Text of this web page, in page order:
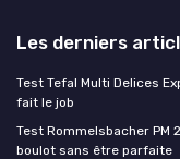
Les derniers
Test Tefal Multi Delices
fait le job
Test Rommelsbacher PM
boulot sans être parfaite